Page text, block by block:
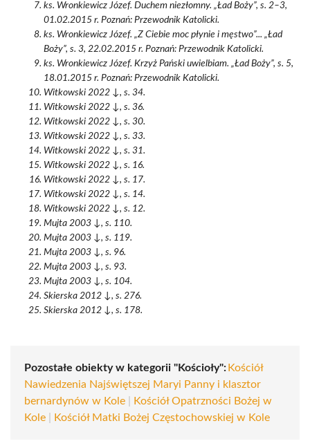
ks. Wronkiewicz Józef. Duchem niezłomny. „Ład Boży”, s. 2–3,
01.02.2015 r. Poznań: Przewodnik Katolicki.
ks. Wronkiewicz Józef. „Z Ciebie moc płynie i męstwo”... „Ład
Boży”, s. 3, 22.02.2015 r. Poznań: Przewodnik Katolicki.
ks. Wronkiewicz Józef. Krzyż Pański uwielbiam. „Ład Boży”, s. 5,
18.01.2015 r. Poznań: Przewodnik Katolicki.
Witkowski 2022 ↓, s. 34.
Witkowski 2022 ↓, s. 36.
Witkowski 2022 ↓, s. 30.
Witkowski 2022 ↓, s. 33.
Witkowski 2022 ↓, s. 31.
Witkowski 2022 ↓, s. 16.
Witkowski 2022 ↓, s. 17.
Witkowski 2022 ↓, s. 14.
Witkowski 2022 ↓, s. 12.
Mujta 2003 ↓, s. 110.
Mujta 2003 ↓, s. 119.
Mujta 2003 ↓, s. 96.
Mujta 2003 ↓, s. 93.
Mujta 2003 ↓, s. 104.
Skierska 2012 ↓, s. 276.
Skierska 2012 ↓, s. 178.
Pozostałe obiekty w kategorii "Kościoły": Kościół
Nawiedzenia Najświętszej Maryi Panny i klasztor
bernardynów w Kole
Kościół Opatrzności Bożej w
Kole
Kościół Matki Bożej Częstochowskiej w Kole